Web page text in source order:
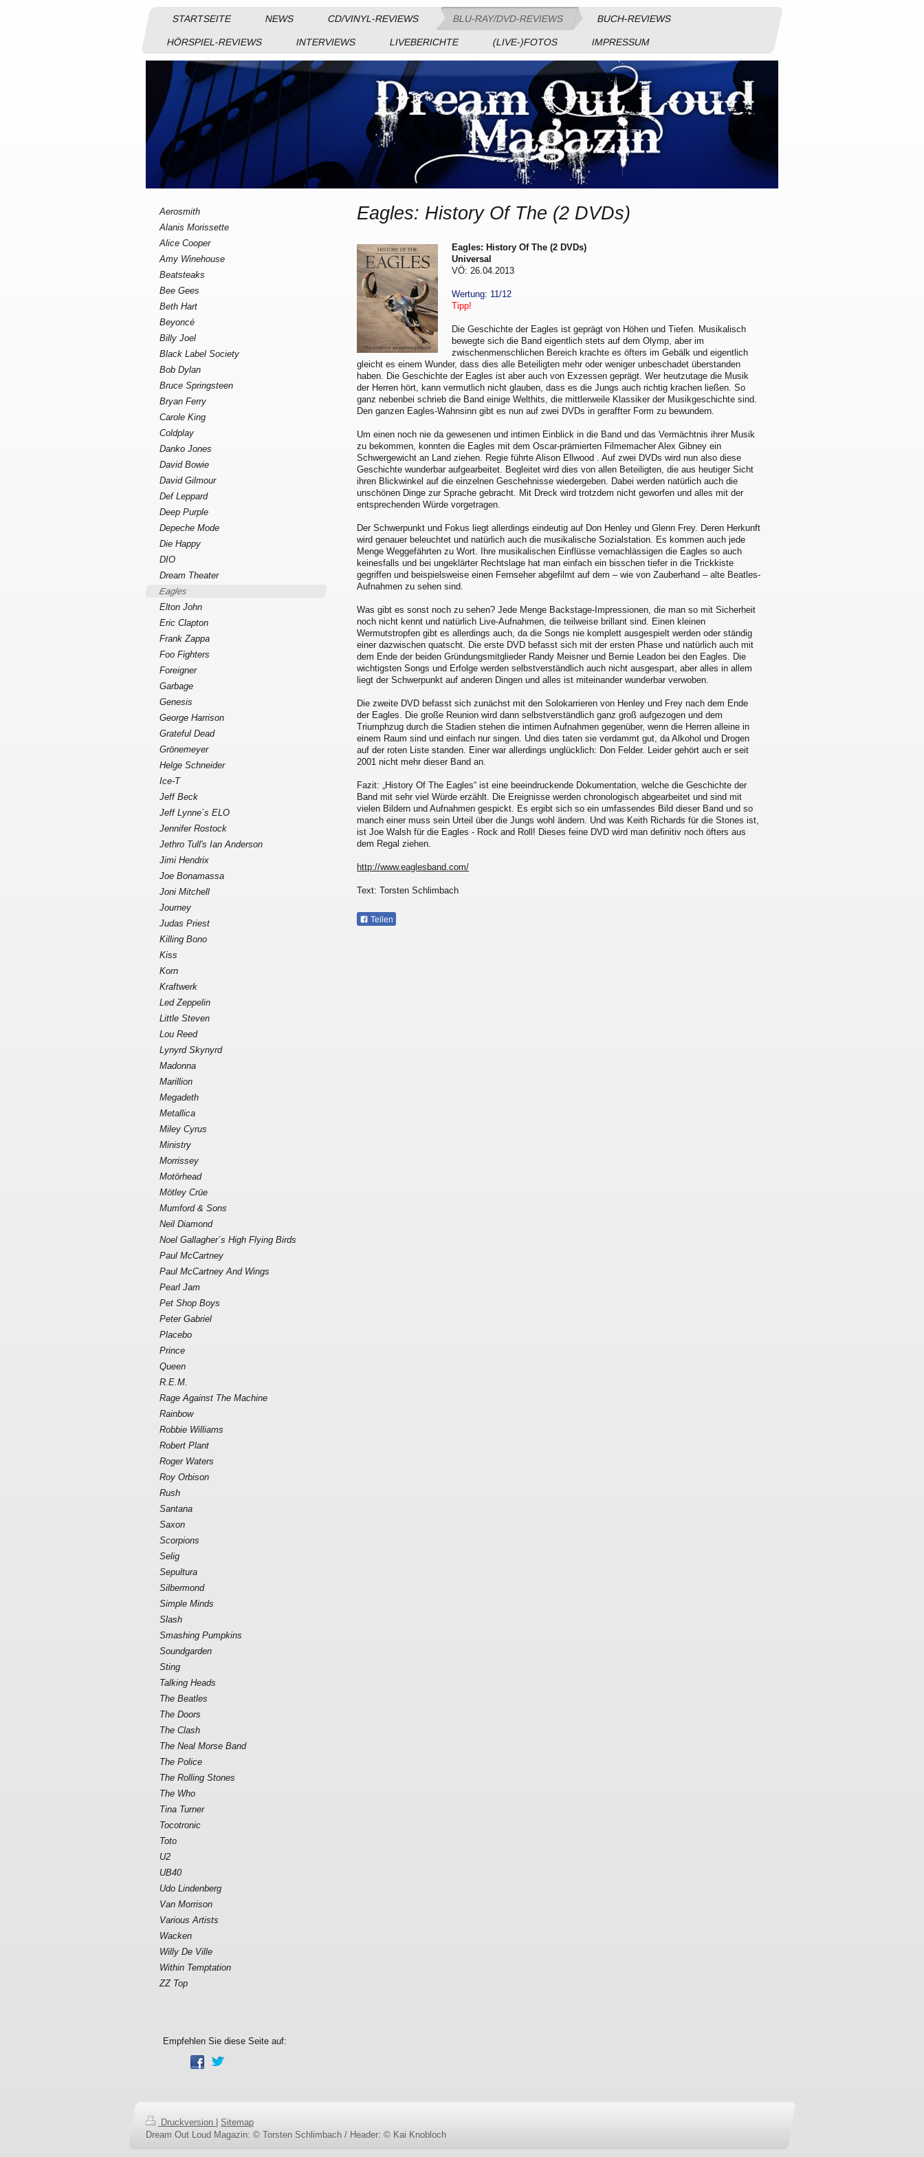
STARTSEITE NEWS CD/VINYL-REVIEWS BLU-RAY/DVD-REVIEWS BUCH-REVIEWS
HÖRSPIEL-REVIEWS INTERVIEWS LIVEBERICHTE (LIVE-)FOTOS IMPRESSUM
Eagles: History Of The (2 DVDs)
Eagles: History Of The (2 DVDs)
Universal
VÖ: 26.04.2013
Wertung: 11/12
Tipp!
Die Geschichte der Eagles ist geprägt von Höhen und Tiefen. Musikalisch
bewegte sich die Band eigentlich stets auf dem Olymp, aber im
zwischenmenschlichen Bereich krachte es öfters im Gebälk und eigentlich
gleicht es einem Wunder, dass dies alle Beteiligten mehr oder weniger unbeschadet überstanden
haben. Die Geschichte der Eagles ist aber auch von Exzessen geprägt. Wer heutzutage die Musik
der Herren hört, kann vermutlich nicht glauben, dass es die Jungs auch richtig krachen ließen. So
ganz nebenbei schrieb die Band einige Welthits, die mittlerweile Klassiker der Musikgeschichte sind.
Den ganzen Eagles-Wahnsinn gibt es nun auf zwei DVDs in geraffter Form zu bewundern.
Um einen noch nie da gewesenen und intimen Einblick in die Band und das Vermächtnis ihrer Musik
zu bekommen, konnten die Eagles mit dem Oscar-prämierten Filmemacher Alex Gibney ein
Schwergewicht an Land ziehen. Regie führte Alison Ellwood . Auf zwei DVDs wird nun also diese
Geschichte wunderbar aufgearbeitet. Begleitet wird dies von allen Beteiligten, die aus heutiger Sicht
ihren Blickwinkel auf die einzelnen Geschehnisse wiedergeben. Dabei werden natürlich auch die
unschönen Dinge zur Sprache gebracht. Mit Dreck wird trotzdem nicht geworfen und alles mit der
entsprechenden Würde vorgetragen.
Der Schwerpunkt und Fokus liegt allerdings eindeutig auf Don Henley und Glenn Frey. Deren Herkunft
wird genauer beleuchtet und natürlich auch die musikalische Sozialstation. Es kommen auch jede
Menge Weggefährten zu Wort. Ihre musikalischen Einflüsse vernachlässigen die Eagles so auch
keinesfalls und bei ungeklärter Rechtslage hat man einfach ein bisschen tiefer in die Trickkiste
gegriffen und beispielsweise einen Fernseher abgefilmt auf dem – wie von Zauberhand – alte Beatles-
Aufnahmen zu sehen sind.
Was gibt es sonst noch zu sehen? Jede Menge Backstage-Impressionen, die man so mit Sicherheit
noch nicht kennt und natürlich Live-Aufnahmen, die teilweise brillant sind. Einen kleinen
Wermutstropfen gibt es allerdings auch, da die Songs nie komplett ausgespielt werden oder ständig
einer dazwischen quatscht. Die erste DVD befasst sich mit der ersten Phase und natürlich auch mit
dem Ende der beiden Gründungsmitglieder Randy Meisner und Bernie Leadon bei den Eagles. Die
wichtigsten Songs und Erfolge werden selbstverständlich auch nicht ausgespart, aber alles in allem
liegt der Schwerpunkt auf anderen Dingen und alles ist miteinander wunderbar verwoben.
Die zweite DVD befasst sich zunächst mit den Solokarrieren von Henley und Frey nach dem Ende
der Eagles. Die große Reunion wird dann selbstverständlich ganz groß aufgezogen und dem
Triumphzug durch die Stadien stehen die intimen Aufnahmen gegenüber, wenn die Herren alleine in
einem Raum sind und einfach nur singen. Und dies taten sie verdammt gut, da Alkohol und Drogen
auf der roten Liste standen. Einer war allerdings unglücklich: Don Felder. Leider gehört auch er seit
2001 nicht mehr dieser Band an.
Fazit: „History Of The Eagles“ ist eine beeindruckende Dokumentation, welche die Geschichte der
Band mit sehr viel Würde erzählt. Die Ereignisse werden chronologisch abgearbeitet und sind mit
vielen Bildern und Aufnahmen gespickt. Es ergibt sich so ein umfassendes Bild dieser Band und so
manch einer muss sein Urteil über die Jungs wohl ändern. Und was Keith Richards für die Stones ist,
ist Joe Walsh für die Eagles - Rock and Roll! Dieses feine DVD wird man definitiv noch öfters aus
dem Regal ziehen.
http://www.eaglesband.com/
Text: Torsten Schlimbach
Teilen
Aerosmith
Alanis Morissette
Alice Cooper
Amy Winehouse
Beatsteaks
Bee Gees
Beth Hart
Beyoncé
Billy Joel
Black Label Society
Bob Dylan
Bruce Springsteen
Bryan Ferry
Carole King
Coldplay
Danko Jones
David Bowie
David Gilmour
Def Leppard
Deep Purple
Depeche Mode
Die Happy
DIO
Dream Theater
Eagles
Elton John
Eric Clapton
Frank Zappa
Foo Fighters
Foreigner
Garbage
Genesis
George Harrison
Grateful Dead
Grönemeyer
Helge Schneider
Ice-T
Jeff Beck
Jeff Lynne´s ELO
Jennifer Rostock
Jethro Tull's Ian Anderson
Jimi Hendrix
Joe Bonamassa
Joni Mitchell
Journey
Judas Priest
Killing Bono
Kiss
Korn
Kraftwerk
Led Zeppelin
Little Steven
Lou Reed
Lynyrd Skynyrd
Madonna
Marillion
Megadeth
Metallica
Miley Cyrus
Ministry
Morrissey
Motörhead
Mötley Crüe
Mumford & Sons
Neil Diamond
Noel Gallagher´s High Flying Birds
Paul McCartney
Paul McCartney And Wings
Pearl Jam
Pet Shop Boys
Peter Gabriel
Placebo
Prince
Queen
R.E.M.
Rage Against The Machine
Rainbow
Robbie Williams
Robert Plant
Roger Waters
Roy Orbison
Rush
Santana
Saxon
Scorpions
Selig
Sepultura
Silbermond
Simple Minds
Slash
Smashing Pumpkins
Soundgarden
Sting
Talking Heads
The Beatles
The Doors
The Clash
The Neal Morse Band
The Police
The Rolling Stones
The Who
Tina Turner
Tocotronic
Toto
U2
UB40
Udo Lindenberg
Van Morrison
Various Artists
Wacken
Willy De Ville
Within Temptation
ZZ Top
Empfehlen Sie diese Seite auf:
Druckversion
Sitemap
Dream Out Loud Magazin: © Torsten Schlimbach / Header: © Kai Knobloch